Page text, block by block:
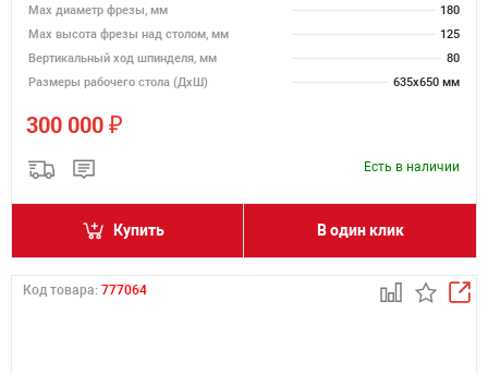
Max диаметр фрезы, мм
180
Мах высота фрезы над столом, мм
125
Вертикальный ход шпинделя, мм
80
Размеры рабочего стола (ДхШ)
635х650 мм
300 000 ₽
Есть в наличии
Купить В один клик
Код товара: 777064